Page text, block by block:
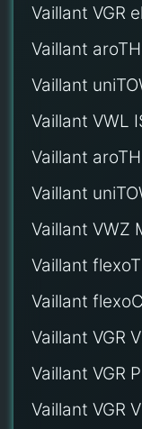
Vaillant VGR
Vaillant
Vaillant
Vaillant VWL
Vaillant
Vaillant
Vaillant VWZ
Vaillant
Vaillant
Vaillant VGR
Vaillant VGR
Vaillant VGR